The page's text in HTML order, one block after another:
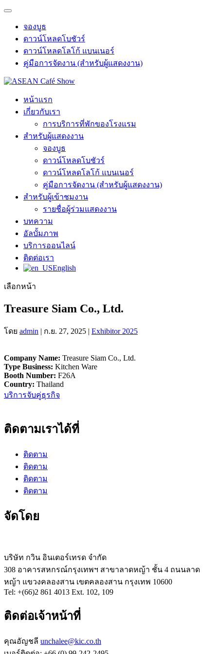
จองบูธ
ดาวน์โหลดโบชัวร์
ดาวน์โหลดโลโก้ แบนเนอร์
คู่มือการจัดงาน (สำหรับผู้แสดงงาน)
หน้าแรก
เกี่ยวกับเรา
การบริการที่พักของโรงแรม
สำหรับผู้แสดงงาน
จองบูธ
ดาวน์โหลดโบชัวร์
ดาวน์โหลดโลโก้ แบนเนอร์
คู่มือการจัดงาน (สำหรับผู้แสดงงาน)
สำหรับผู้เข้าชมงาน
รายชื่อผู้ร่วมแสดงงาน
บทความ
อัลบั้มภาพ
บริการออนไลน์
ติดต่อเรา
English
เลือกหน้า
Treasure Siam Co., Ltd.
โดย admin | ก.ย. 27, 2025 | Exhibitor 2025
Company Name: Treasure Siam Co., Ltd.
Type Business: Kitchen Ware
Booth Number: F26A
Country: Thailand
บริการจับคู่ธุรกิจ
ติดตามเราได้ที่
ติดตาม
ติดตาม
ติดตาม
ติดตาม
จัดโดย
บริษัท กวิน อินเตอร์เทรด จำกัด
308 อาคารสหกรณ์กรุงเทพฯ สาขาลาดหญ้า ชั้น 4 ถนนลาด
หญ้า แขวงคลองสาน เขตคลองสาน กรุงเทพ 10600
Tel: +(66)2 861 4013 Ext. 102, 109
ติดต่อเจ้าหน้าที่
คุณอัญชลี unchalee@kic.co.th